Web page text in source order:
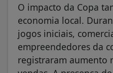
O impacto da Copa
economia local.
jogos iniciais,
empreendedores da
registraram aumento